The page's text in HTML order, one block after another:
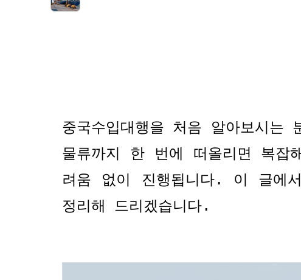
중국수입대행을 처음 알아보시는
물류까지 한 번에 떠올리면 복잡
려움 없이 진행됩니다. 이 글에
정리해 드리겠습니다.